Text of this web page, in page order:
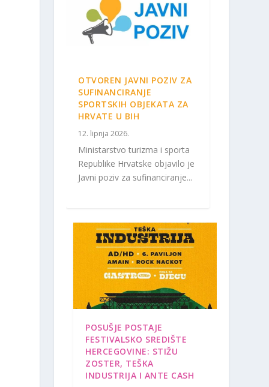
OTVOREN JAVNI POZIV ZA
SUFINANCIRANJE
SPORTSKIH OBJEKATA ZA
HRVATE U BIH
12. lipnja 2026.
Ministarstvo turizma i sporta
Republike Hrvatske objavilo je
Javni poziv za sufinanciranje...
POSUŠJE POSTAJE
FESTIVALSKO SREDIŠTE
HERCEGOVINE: STIŽU
ZOSTER, TEŠKA
INDUSTRIJA I ANTE CASH